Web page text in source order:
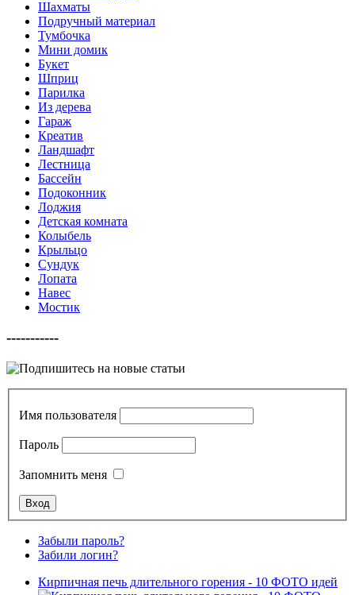
Шахматы
Подручный материал
Тумбочка
Мини домик
Букет
Шприц
Парилка
Из дерева
Гараж
Креатив
Ландшафт
Лестница
Бассейн
Подоконник
Лоджия
Детская комната
Колыбель
Крыльцо
Сундук
Лопата
Навес
Мостик
-----------
Имя пользователя
Пароль
Запомнить меня
Забыли пароль?
Забили логин?
Кирпичная печь длительного горения - 10 ФОТО идей